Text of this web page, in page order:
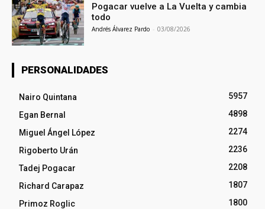
Pogacar vuelve a La Vuelta y cambia
todo
Andrés Álvarez Pardo - 03/08/2026
PERSONALIDADES
Nairo Quintana
5957
Egan Bernal
4898
Miguel Ángel López
2274
Rigoberto Urán
2236
Tadej Pogacar
2208
Richard Carapaz
1807
Primoz Roglic
1800